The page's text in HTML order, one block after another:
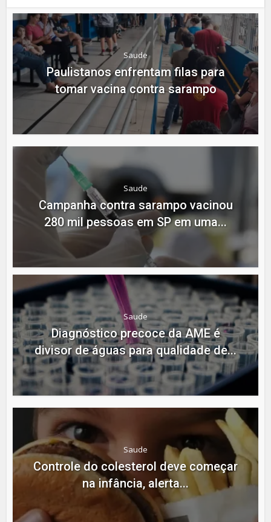
Saude
Paulistanos enfrentam filas para
tomar vacina contra sarampo
Saude
Campanha contra sarampo vacinou
280 mil pessoas em SP em uma...
Saude
Diagnóstico precoce da AME é
divisor de águas para qualidade de...
Saude
Controle do colesterol deve começar
na infância, alerta...